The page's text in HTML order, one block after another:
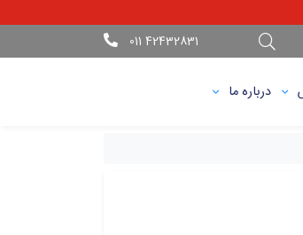
42432831 011
درباره ما